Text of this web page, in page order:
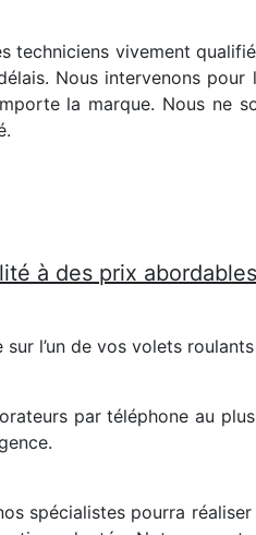
techniciens vivement
Nous intervenons
la marque. Nous ne
à des prix abordables
l’un de vos volets
par téléphone au
spécialistes pourra